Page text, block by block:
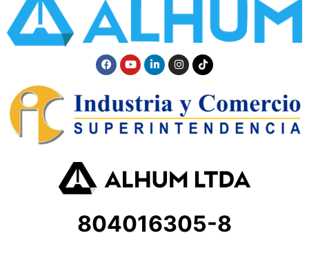
804016305-8